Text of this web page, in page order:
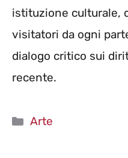
istituzione culturale,
visitatori da ogni
dialogo critico sui
recente.
Categorie
Arte